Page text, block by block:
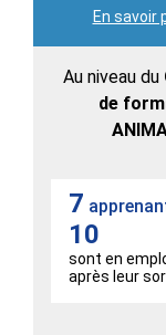
En savoir
Au niveau du
de
7
10
sont en
après leur